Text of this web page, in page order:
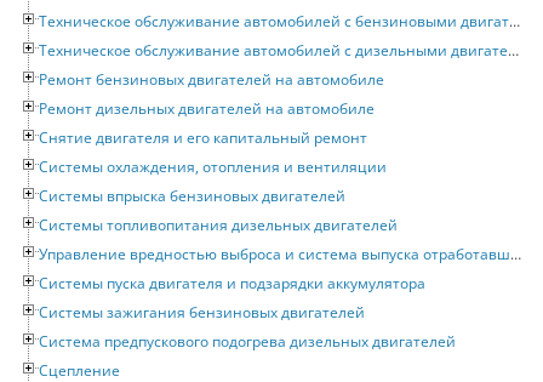
Техническое обслуживание автомобилей с бензиновыми двигателями
Техническое обслуживание автомобилей с дизельными двигателями
Ремонт бензиновых двигателей на автомобиле
Ремонт дизельных двигателей на автомобиле
Снятие двигателя и его капитальный ремонт
Системы охлаждения, отопления и вентиляции
Системы впрыска бензиновых двигателей
Системы топливопитания дизельных двигателей
Управление вредностью выброса и система выпуска отработавших газов
Системы пуска двигателя и подзарядки аккумулятора
Системы зажигания бензиновых двигателей
Система предпускового подогрева дизельных двигателей
Сцепление